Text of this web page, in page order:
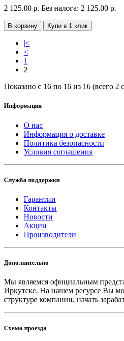
2 125.00 р. Без налога: 2 125.00 р.
В корзину Купи в 1 клик
|<
<
1
2
Показано с 16 по 16 из 16 (всего 2
Информация
О нас
Информация о доставке
Политика безопасности
Условия соглашения
Служба поддержки
Гарантии
Контакты
Новости
Акции
Производители
Дополнительно
Мы являемся официальным
Иркутске. На нашем ресурсе Вы
структуре компании, начать
Схема проезда